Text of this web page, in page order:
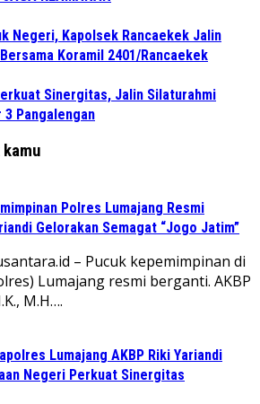
Negeri, Kapolsek Rancaekek Jalin
Koramil 2401/Rancaekek
Sinergitas, Jalin Silaturahmi
3 Pangalengan
Polres Lumajang Resmi
Gelorakan Semagat “Jogo Jatim”
– Pucuk kepemimpinan di
Lumajang resmi berganti. AKBP
M.H….
Lumajang AKBP Riki Yariandi
Negeri Perkuat Sinergitas